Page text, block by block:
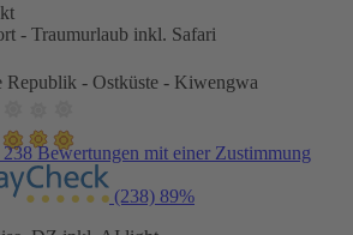
- Traumurlaub inkl. Safari
Republik - Ostküste - Kiwengwa
Bewertungen mit einer Zustimmung
(238) 89%